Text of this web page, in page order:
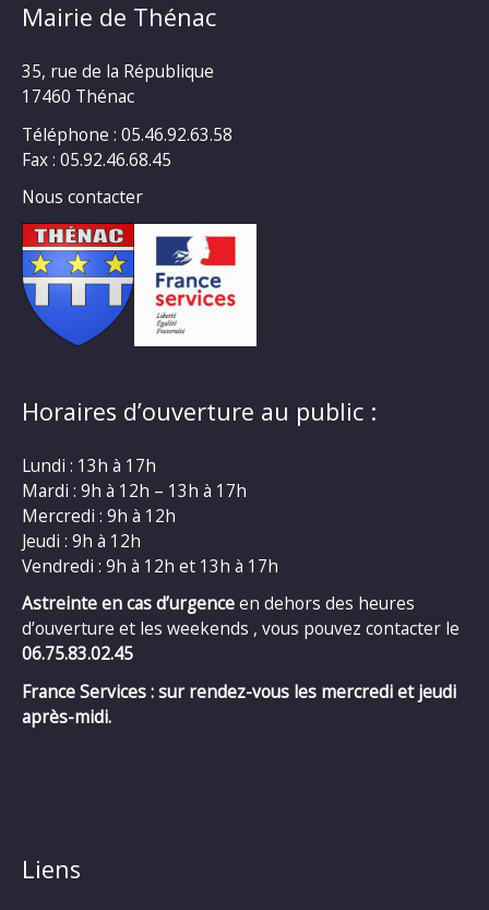
Mairie de Thénac
35, rue de la République
17460 Thénac
Téléphone : 05.46.92.63.58
Fax : 05.92.46.68.45
Nous contacter
Horaires d’ouverture au public :
Lundi : 13h à 17h
Mardi : 9h à 12h – 13h à 17h
Mercredi : 9h à 12h
Jeudi : 9h à 12h
Vendredi : 9h à 12h et 13h à 17h
Astreinte en cas d’urgenceen dehors des heures
d’ouverture et les weekends , vous pouvez contacter le
06.75.83.02.45
France Services : sur rendez-vous les mercredi et jeudi
après-midi.
Liens